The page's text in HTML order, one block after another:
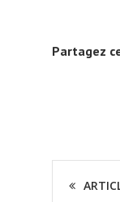
Partagez